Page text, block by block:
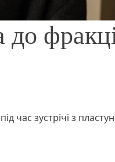
час зустрічі з